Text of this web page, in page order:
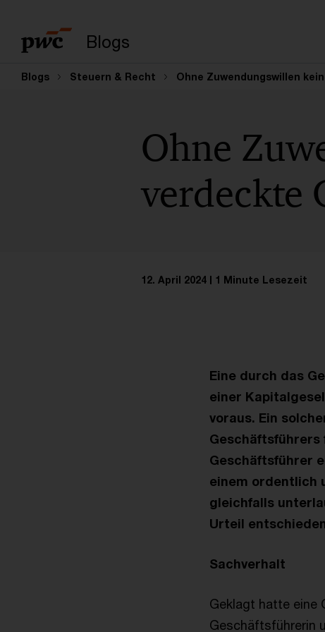
Blogs
Blogs Steuern & Recht Ohne Zuwendungswillen
Ohne
verdeckte
12. April 2024 1 Minute Lesezeit
Eine durch das
einer
voraus. Ein
Geschäftsführers
Geschäftsführer
einem ordentlich
gleichfalls
Urteil
Sachverhalt
Geklagt hatte eine
Geschäftsführerin